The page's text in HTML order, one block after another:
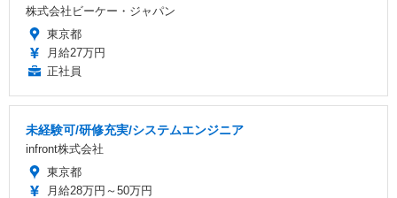
株式会社ビーケー・ジャパン
東京都
月給27万円
正社員
未経験可/研修充実/システムエンジニア
infront株式会社
東京都
月給28万円～50万円